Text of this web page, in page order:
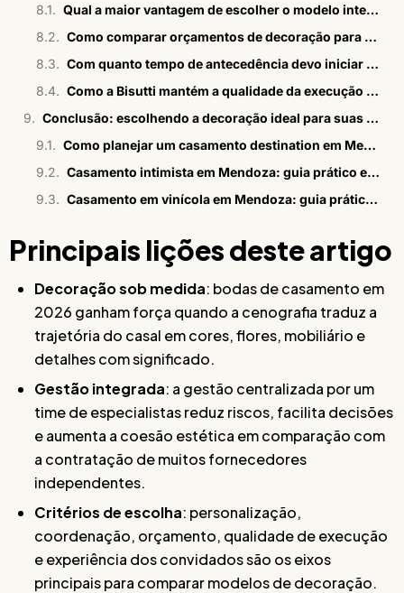
Qual a maior vantagem de escolher o modelo integrado da Bisutti para minhas bodas?
Como comparar orçamentos de decoração para bodas e reduzir riscos de surpresas?
Com quanto tempo de antecedência devo iniciar o planejamento da decoração das bodas?
Como a Bisutti mantém a qualidade da execução mesmo com alta personalização?
Conclusão: escolhendo a decoração ideal para suas bodas de casamento com a Bisutti
Como planejar um casamento destination em Mendoza
Casamento intimista em Mendoza: guia prático e estratégico
Casamento em vinícola em Mendoza: guia prático para casais
Principais lições deste artigo
Decoração sob medida: bodas de casamento em
2026 ganham força quando a cenografia traduz a
trajetória do casal em cores, flores, mobiliário e
detalhes com significado.
Gestão integrada: a gestão centralizada por um
time de especialistas reduz riscos, facilita decisões
e aumenta a coesão estética em comparação com
a contratação de muitos fornecedores
independentes.
Critérios de escolha: personalização,
coordenação, orçamento, qualidade de execução
e experiência dos convidados são os eixos
principais para comparar modelos de decoração.